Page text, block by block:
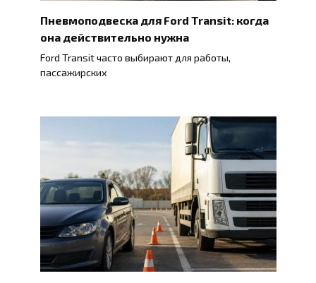
Пневмоподвеска для Ford Transit: когда
она действительно нужна
Ford Transit часто выбирают для работы,
пассажирских